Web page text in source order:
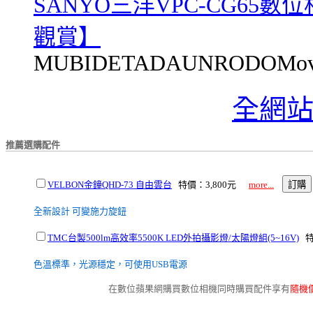
SANYO三洋VPC-CG65數
觀賞】
全網
推薦選購配件
VELBON金鐘QHD-73 自由雲台 特價：3,800元 more...
全新設計 可變施力旋鈕
TMC台製500lm高效率5500K LED外拍攝影燈/太陽燈組(5~16V)
色溫標準，光源穩定，可使用USB電源
在數位蘋果網購買數位相機同時購買配件享有隨機